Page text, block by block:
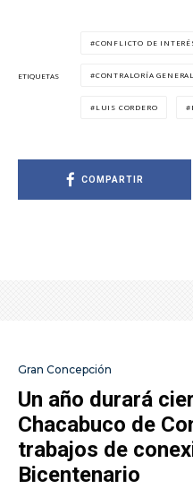
ETIQUETAS
CONFLICTO DE
CONTRALORÍA
LUIS CORDERO
COMPARTIR
Gran Concepción
Un año durará
Chacabuco de
trabajos de
Bicentenario